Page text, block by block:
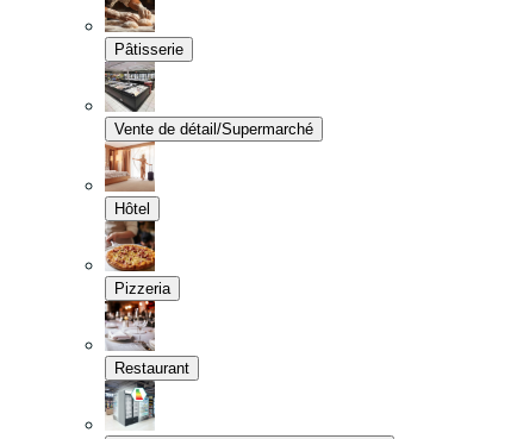
Pâtisserie
Vente de détail/Supermarché
Hôtel
Pizzeria
Restaurant